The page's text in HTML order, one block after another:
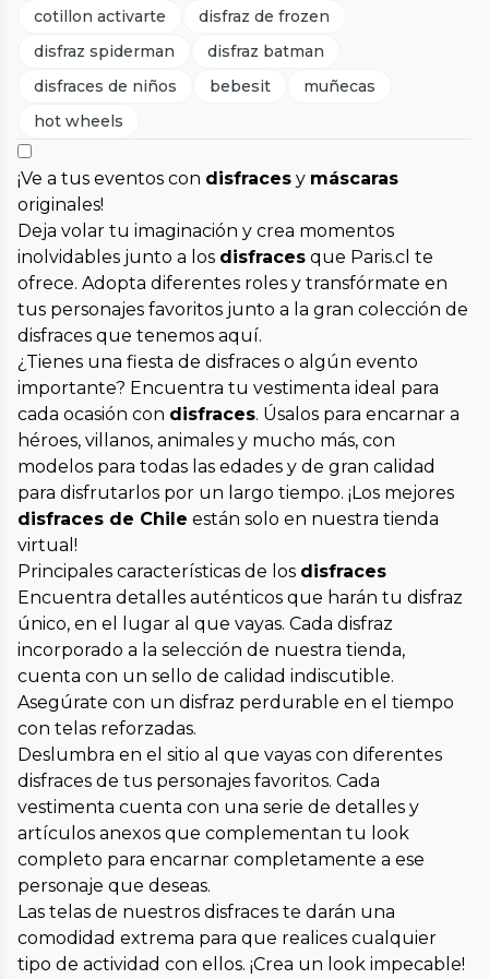
cotillon activarte
disfraz de frozen
disfraz spiderman
disfraz batman
disfraces de niños
bebesit
muñecas
hot wheels
¡Ve a tus eventos con disfraces y máscaras
originales!
Deja volar tu imaginación y crea momentos
inolvidables junto a los disfraces que Paris.cl te
ofrece. Adopta diferentes roles y transfórmate en
tus personajes favoritos junto a la gran colección de
disfraces que tenemos aquí.
¿Tienes una fiesta de disfraces o algún evento
importante? Encuentra tu vestimenta ideal para
cada ocasión con disfraces. Úsalos para encarnar a
héroes, villanos, animales y mucho más, con
modelos para todas las edades y de gran calidad
para disfrutarlos por un largo tiempo. ¡Los mejores
disfraces de Chile están solo en nuestra tienda
virtual!
Principales características de los disfraces
Encuentra detalles auténticos que harán tu disfraz
único, en el lugar al que vayas. Cada disfraz
incorporado a la selección de nuestra tienda,
cuenta con un sello de calidad indiscutible.
Asegúrate con un disfraz perdurable en el tiempo
con telas reforzadas.
Deslumbra en el sitio al que vayas con diferentes
disfraces de tus personajes favoritos. Cada
vestimenta cuenta con una serie de detalles y
artículos anexos que complementan tu look
completo para encarnar completamente a ese
personaje que deseas.
Las telas de nuestros disfraces te darán una
comodidad extrema para que realices cualquier
tipo de actividad con ellos. ¡Crea un look impecable!